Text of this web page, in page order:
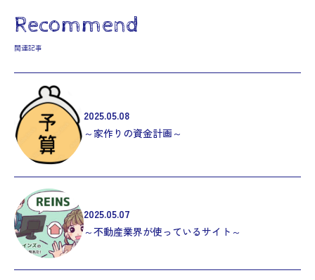
Recommend
関連記事
2025.05.08
～家作りの資金計画～
2025.05.07
～不動産業界が使っているサイト～